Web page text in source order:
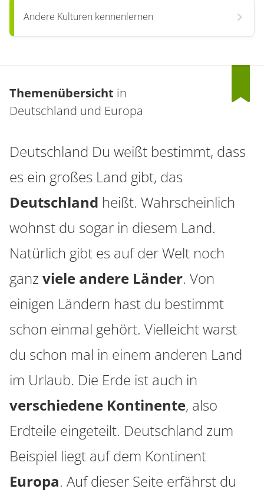
Andere Kulturen kennenlernen
Themenübersicht in
Deutschland und Europa
Deutschland Du weißt bestimmt, dass
es ein großes Land gibt, das
Deutschland heißt. Wahrscheinlich
wohnst du sogar in diesem Land.
Natürlich gibt es auf der Welt noch
ganz viele andere Länder. Von
einigen Ländern hast du bestimmt
schon einmal gehört. Vielleicht warst
du schon mal in einem anderen Land
im Urlaub. Die Erde ist auch in
verschiedene Kontinente, also
Erdteile eingeteilt. Deutschland zum
Beispiel liegt auf dem Kontinent
Europa. Auf dieser Seite erfährst du